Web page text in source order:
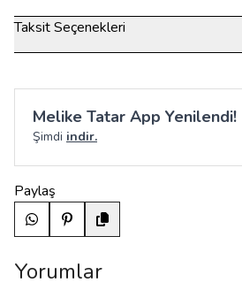
Taksit Seçenekleri
Melike Tatar App Yenilendi!
Şimdi indir.
Paylaş
Yorumlar